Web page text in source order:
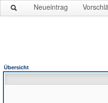
Neueintrag
Übersicht